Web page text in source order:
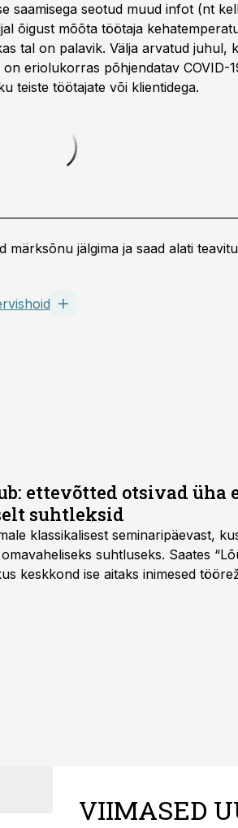
saamisega seotud muud infot (nt
õigust mõõta töötaja
tal on palavik. Välja arvatud juhul,
eriolukorras põhjendatav COVID-
teiste töötajate või klientidega.
märksõnu jälgima ja saad alati
ettevõtted otsivad üha
suhtleksid
klassikalisest seminaripäevast,
suhtluseks. Saates
keskkond ise aitaks inimesed
VIIMASED